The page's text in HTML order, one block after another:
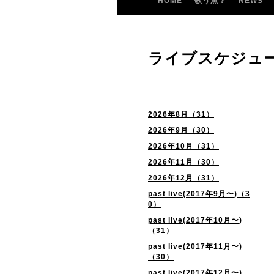
2026年8月（31）
2026年9月（30）
2026年10月（31）
2026年11月（30）
2026年12月（31）
past live(2017年9月〜)（3
0）
past live(2017年10月〜)
（31）
past live(2017年11月〜)
（30）
ライブスケジュ